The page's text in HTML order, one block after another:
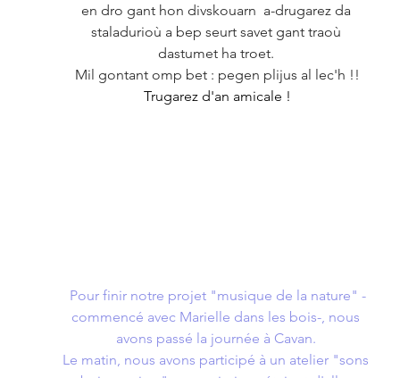
en dro gant hon divskouarn  a-drugarez da
staladurioù a bep seurt savet gant traoù
dastumet ha troet.
Mil gontant omp bet : pegen plijus al lec'h !!
Trugarez d'an amicale !
Pour finir notre projet "musique de la nature" -
commencé avec Marielle dans les bois-, nous
avons passé la journée à Cavan.
Le matin, nous avons participé à un atelier "sons